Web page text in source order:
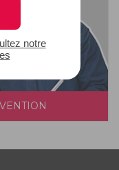
notre